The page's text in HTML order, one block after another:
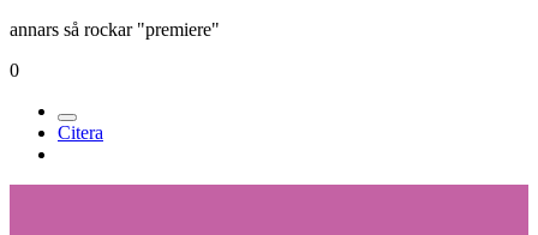
annars så rockar "premiere"
0
Citera